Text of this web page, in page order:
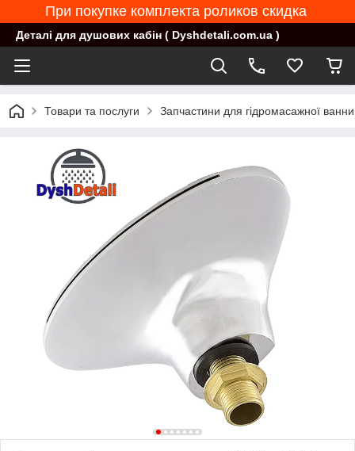
При покупке комплекта роликов скидка
Деталі для душових кабін ( Dyshdetali.com.ua )
Товари та послуги Запчастини для гідромасажної ванни